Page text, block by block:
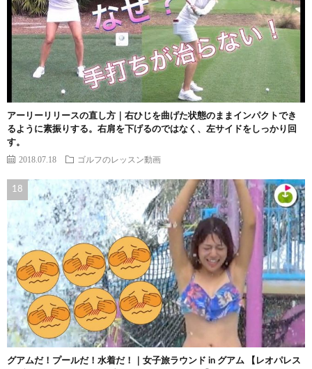
アーリーリリースの直し方｜右ひじを曲げた状態のままインパクトでき
るように素振りする。右肩を下げるのではなく、左サイドをしっかり回
す。
2018.07.18 ゴルフのレッスン動画
グアムだ！プールだ！水着だ！｜女子旅ラウンド in グアム 【レオパレス